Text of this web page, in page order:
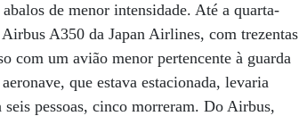
de menor intensidade. Até a quarta-
A350 da Japan Airlines, com trezentas
com um avião menor pertencente à guarda
que estava estacionada, levaria
pessoas, cinco morreram. Do Airbus,